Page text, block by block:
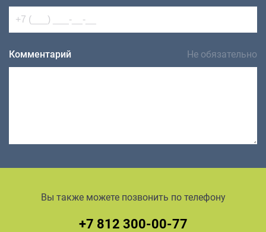
Комментарий Не обязательно
Вы также можете позвонить по телефону
+7 812 300-00-77